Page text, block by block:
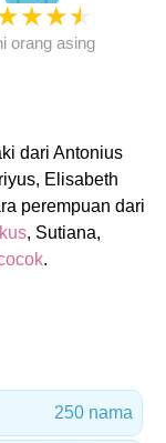
★★★
orang asing
dari Antonius
Elisabeth
perempuan dari
, Sutiana,
.
250 nama